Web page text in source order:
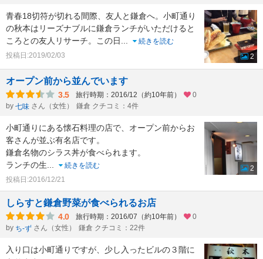
青春18切符が切れる間際、友人と鎌倉へ。小町通り
の秋本はリーズナブルに鎌倉ランチがいただけると
ころとの友人リサーチ。この日...
続きを読む
投稿日:2019/02/03
2
オープン前から並んでいます
3.5 旅行時期：2016/12（約10年前）
0
by 七味 さん（女性） 鎌倉 クチコミ：4件
小町通りにある懐石料理の店で、オープン前からお
客さんが並ぶ有名店です。
鎌倉名物のシラス丼が食べられます。
ランチの生...
続きを読む
投稿日:2016/12/21
2
しらすと鎌倉野菜が食べられるお店
4.0 旅行時期：2016/07（約10年前）
0
by ち-ず さん（女性） 鎌倉 クチコミ：22件
入り口は小町通りですが、少し入ったビルの３階に